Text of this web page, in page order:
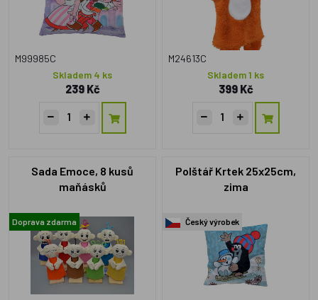
M99985C
Skladem 4 ks
239 Kč
M24613C
Skladem 1 ks
399 Kč
Sada Emoce, 8 kusů
maňásků
Doprava zdarma
Polštář Krtek 25x25cm,
zima
Český výrobek